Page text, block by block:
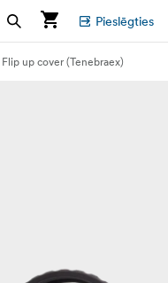
Pieslēgties
up cover (Tenebraex)